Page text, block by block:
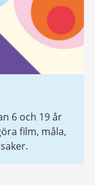
6 och 19 år
film, måla,